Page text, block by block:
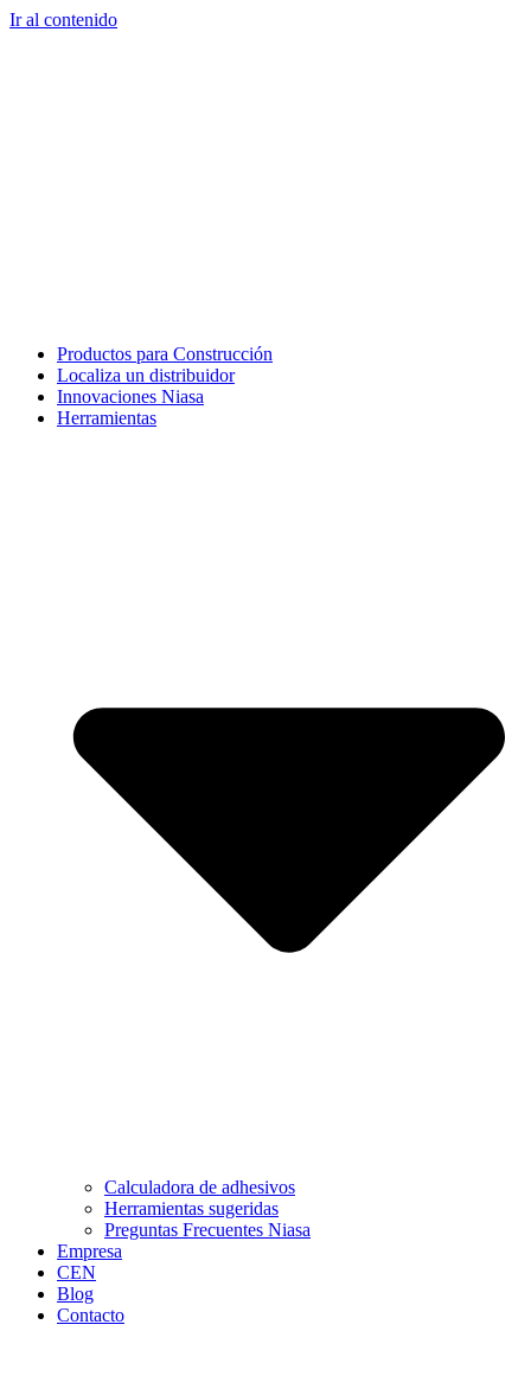
Ir al contenido
Productos para Construcción
Localiza un distribuidor
Innovaciones Niasa
Herramientas
Calculadora de adhesivos
Herramientas sugeridas
Preguntas Frecuentes Niasa
Empresa
CEN
Blog
Contacto